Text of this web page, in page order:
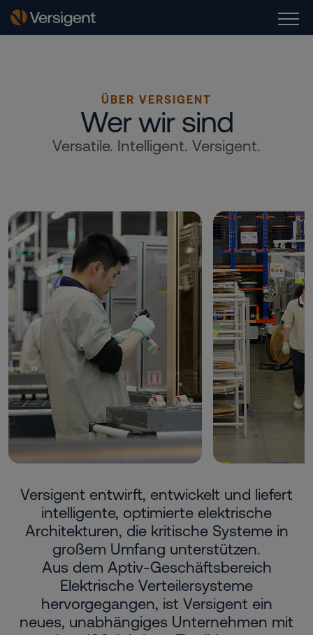
ÜBER VERSIGENT
Wer wir sind
Versatile. Intelligent. Versigent.
Versigent entwirft, entwickelt und liefert
intelligente, optimierte elektrische
Architekturen, die kritische Systeme in
großem Umfang unterstützen.
Aus dem Aptiv-Geschäftsbereich
Elektrische Verteilersysteme
hervorgegangen, ist Versigent ein
neues, unabhängiges Unternehmen mit